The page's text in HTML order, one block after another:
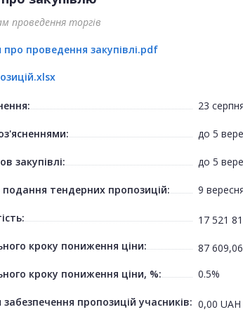
проведення торгів
проведення закупівлі.pdf
23
до 5
закупівлі: до 5
подання тендерних пропозицій: 9
17 521
кроку пониження ціни:
87 609,06
кроку пониження ціни, %:
0.5%
пропозицій учасників: 0,00 UAH